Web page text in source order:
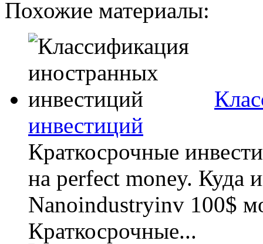
Похожие материалы:
инвестиций
Краткосрочные
на perfect money. Куда
Nanoindustryinv 100$
Краткосрочные...